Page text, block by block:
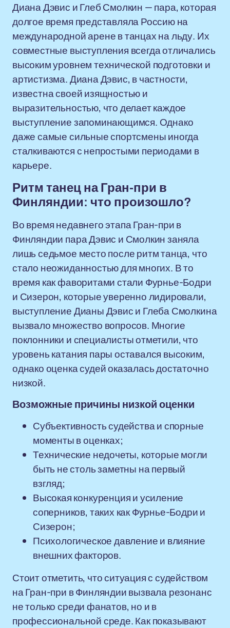
Диана Дэвис и Глеб Смолкин — пара, которая
долгое время представляла Россию на
международной арене в танцах на льду. Их
совместные выступления всегда отличались
высоким уровнем технической подготовки и
артистизма. Диана Дэвис, в частности,
известна своей изящностью и
выразительностью, что делает каждое
выступление запоминающимся. Однако
даже самые сильные спортсмены иногда
сталкиваются с непростыми периодами в
карьере.
Ритм танец на Гран-при в
Финляндии: что произошло?
Во время недавнего этапа Гран-при в
Финляндии пара Дэвис и Смолкин заняла
лишь седьмое место после ритм танца, что
стало неожиданностью для многих. В то
время как фаворитами стали Фурнье-Бодри
и Сизерон, которые уверенно лидировали,
выступление Дианы Дэвис и Глеба Смолкина
вызвало множество вопросов. Многие
поклонники и специалисты отметили, что
уровень катания пары оставался высоким,
однако оценка судей оказалась достаточно
низкой.
Возможные причины низкой оценки
Субъективность судейства и спорные
моменты в оценках;
Технические недочеты, которые могли
быть не столь заметны на первый
взгляд;
Высокая конкуренция и усиление
соперников, таких как Фурнье-Бодри и
Сизерон;
Психологическое давление и влияние
внешних факторов.
Стоит отметить, что ситуация с судейством
на Гран-при в Финляндии вызвала резонанс
не только среди фанатов, но и в
профессиональной среде. Как показывают